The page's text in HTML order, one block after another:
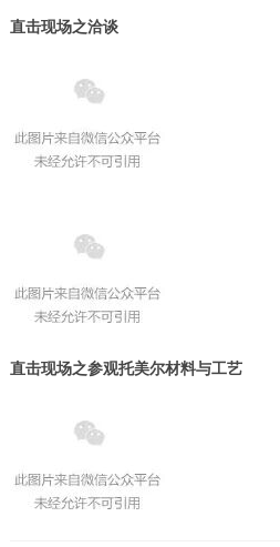
直击现场之洽谈
直击现场之参观托美尔材料与工艺